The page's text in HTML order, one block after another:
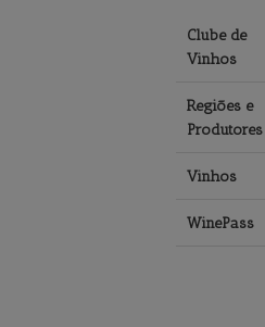
Clube de
Vinhos
Regiões e
Produtores
Vinhos
WinePass